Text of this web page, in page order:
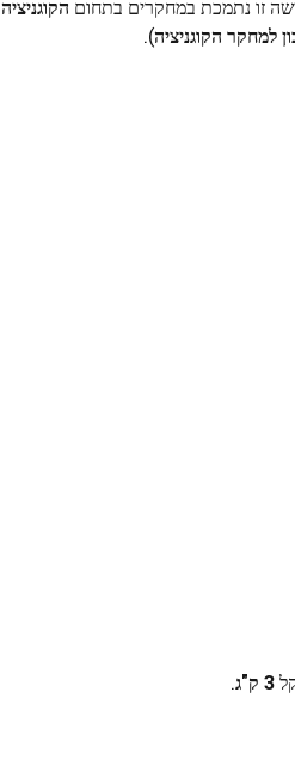
זו נתמכת במחקרים בתחום הקוגניציה
למחקר הקוגניציה).
3 ק"ג .